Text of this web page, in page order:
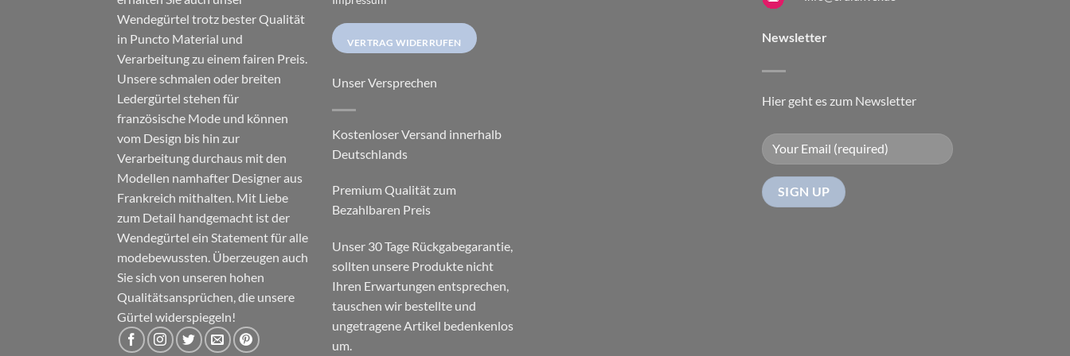
Wendegürtel trotz bester Qualität
in Puncto Material und
Verarbeitung zu einem fairen Preis.
Unsere schmalen oder breiten
Ledergürtel stehen für
französische Mode und können
vom Design bis hin zur
Verarbeitung durchaus mit den
Modellen namhafter Designer aus
Frankreich mithalten. Mit Liebe
zum Detail handgemacht ist der
Wendegürtel ein Statement für alle
modebewussten. Überzeugen auch
Sie sich von unseren hohen
Qualitätsansprüchen, die unsere
Gürtel widerspiegeln!
VERTRAG WIDERRUFEN
Unser Versprechen
Kostenloser Versand innerhalb
Deutschlands
Premium Qualität zum
Bezahlbaren Preis
Unser 30 Tage Rückgabegarantie,
sollten unsere Produkte nicht
Ihren Erwartungen entsprechen,
tauschen wir bestellte und
ungetragene Artikel bedenkenlos
um.
Newsletter
Hier geht es zum Newsletter